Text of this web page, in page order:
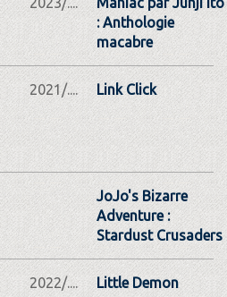
: Anthologie
macabre
2021/.... Link Click
JoJo's Bizarre
Adventure :
Stardust Crusaders
2022/.... Little Demon